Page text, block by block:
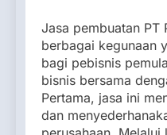
Jasa pembuatan PT
berbagai kegunaan
bagi pebisnis
bisnis bersama
Pertama, jasa ini
dan